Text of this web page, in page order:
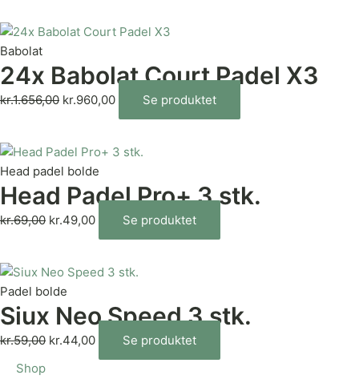
Babolat
24x Babolat Court Padel X3
kr.1.656,00 kr.960,00 Se produktet
Head padel bolde
Head Padel Pro+ 3 stk.
kr.69,00 kr.49,00 Se produktet
Padel bolde
Siux Neo Speed 3 stk.
kr.59,00 kr.44,00
Se produktet
Shop